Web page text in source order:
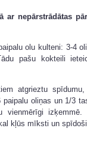
ar nepārstrādātas
olu kulteni: 3-4
pašu kokteili
atgrieztu
oliņas un 1/3
vienmērīgi
kļūs mīksti un